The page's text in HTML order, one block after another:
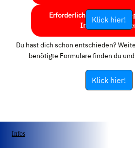
Erforderlichen Service
Inhalte
Klick hier!
Du hast dich schon entschieden?
benötigte Formulare finden du
Klick hier!
Infos